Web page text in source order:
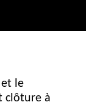
et le
clôture à